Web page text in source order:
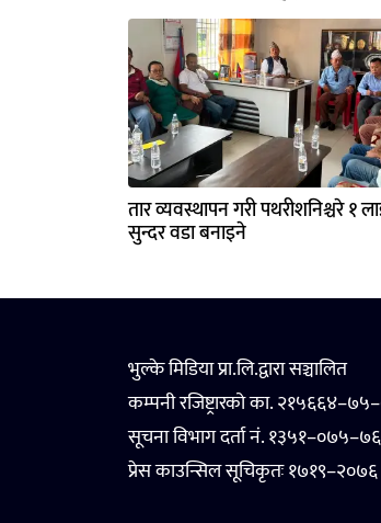
तार व्यवस्थापन गरी पथरीशनिश्चरे १
सुन्दर वडा बनाइने
भुल्के मिडिया प्रा.लि.द्वारा सञ्चालित
कम्पनी रजिष्ट्रारको का.
सूचना विभाग दर्ता नं. १३५१–०७५–७६
प्रेस काउन्सिल सूचिकृतः १७१९–२०७६